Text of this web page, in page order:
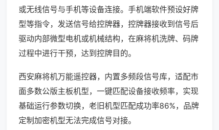
或无线信号与手机等设备连接。手机端软件预设好牌
型等指令，发送信号给控牌器，控牌器接收到信号后
驱动内部微型电机或机械结构，在麻将机洗牌、码牌
过程中进行干预，达到控牌目的。
西安麻将机万能遥控器，内置多频段信号库，适配市
面多数公版主板机型，一键匹配设备接收频率，实现
基础运行参数切换，老旧机型匹配成功率86%，品牌
定制加密机型无法完成信号对接。